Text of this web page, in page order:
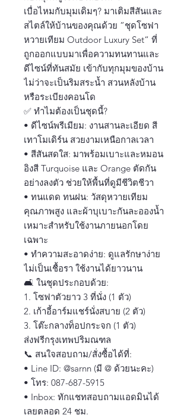
เบื่อไหมกับมุมเดิมๆ? มาเติมสีสันและ
สไตล์ให้บ้านของคุณด้วย ”ชุดโซฟา
หวายเทียม Outdoor Luxury Set“ ที่
ถูกออกแบบมาเพื่อความทนทานและ
ดีไซน์ที่ทันสมัย เข้ากับทุกมุมของบ้าน
ไม่ว่าจะเป็นริมสระน้ำ สวนหลังบ้าน
หรือระเบียงคอนโด
✅ ทำไมต้องเป็นชุดนี้?
• ดีไซน์พรีเมียม: งานสานละเอียด สี
เทาโมเดิร์น สวยงามเหนือกาลเวลา
• สีสันสดใส: มาพร้อมเบาะและหมอน
อิงสี Turquoise และ Orange ตัดกัน
อย่างลงตัว ช่วยให้พื้นที่ดูมีชีวิตชีวา
• ทนแดด ทนฝน: วัสดุหวายเทียม
คุณภาพสูง และผ้าบุเบาะกันละอองน้ำ
เหมาะสำหรับใช้งานภายนอกโดย
เฉพาะ
• ทำความสะอาดง่าย: ดูแลรักษาง่าย
ไม่เป็นเชื้อรา ใช้งานได้ยาวนาน
🛋 ในชุดประกอบด้วย:
1. โซฟาตัวยาว 3 ที่นั่ง (1 ตัว)
2. เก้าอี้อาร์มแชร์นั่งสบาย (2 ตัว)
3. โต๊ะกลางท็อปกระจก (1 ตัว)
ส่งฟรีกรุงเทพปริมณฑล
📞 สนใจสอบถาม/สั่งซื้อได้ที่:
• Line ID: @sarnn (มี @ ด้วยนะคะ)
• โทร: 087-687-5915
• Inbox: ทักแชทสอบถามแอดมินได้
เลยตลอด 24 ชม.